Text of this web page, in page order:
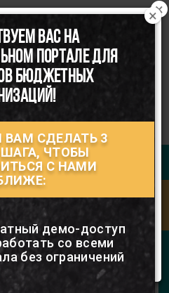
☰
пользователя
вопросы
(FAQ)
сервисов
помощников,
вам быстро
×
договору
пример заполнения
оформите подписку на
демо-доступ и
всеми сервисами из
ПОДПИСКУ
×
ВАС НА
ПОРТАЛЕ ДЛЯ
БЮДЖЕТНЫХ
ВАМ СДЕЛАТЬ 3
ЧТОБЫ
С НАМИ
демо-доступ
со всеми
без ограничений